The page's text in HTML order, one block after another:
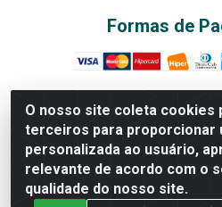
O nosso site coleta cookies
terceiros para proporcionar
personalizada ao usuário,
relevante de acordo com o
qualidade do nosso site.
Formas de
Rede Brasil - Avenida
Américas II Etapa - Anápolis/
CNPJ